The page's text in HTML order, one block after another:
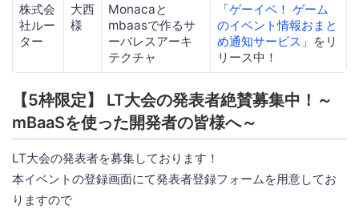
株式会
社ルー
ター
大西
様
Monacaと
mbaasで作るサ
ーバレスアーキ
テクチャ
「ゲーイベ！ ゲーム
のイベント情報おまと
め通知サービス 」をリ
リース中！
【5枠限定】 LT大会の発表者絶賛募集中！～
mBaaSを使った開発者の皆様へ～
LT大会の発表者を募集しております！
本イベントの登録画面にて発表者登録フォームを用意してお
りますので